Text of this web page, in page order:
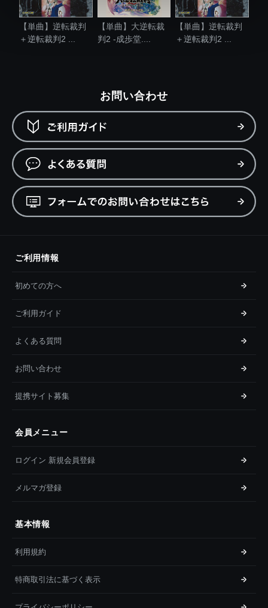
【単曲】逆転裁判
＋逆転裁判2 ...
【単曲】大逆転裁
判2 -成歩堂....
【単曲】逆転裁判
＋逆転裁判2 ...
お問い合わせ
ご利用情報
初めての方へ
ご利用ガイド
よくある質問
お問い合わせ
提携サイト募集
会員メニュー
ログイン 新規会員登録
メルマガ登録
基本情報
利用規約
特商取引法に基づく表示